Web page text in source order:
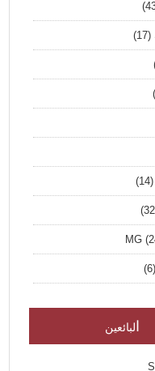
لبائعين